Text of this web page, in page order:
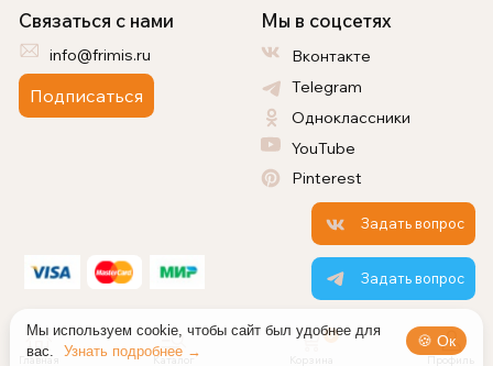
Главная Каталог
0
Профиль
Связаться с нами
info@frimis.ru
Подписаться
Мы в соцсетях
Вконтакте
Telegram
Одноклассники
YouTube
Pinterest
Задать вопрос
Задать вопрос
Мы используем cookie, чтобы сайт был удобнее для
вас.
Узнать подробнее →
🍪 Ок